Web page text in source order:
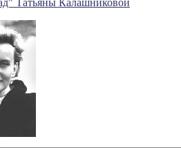
Татьяны Калашниковой